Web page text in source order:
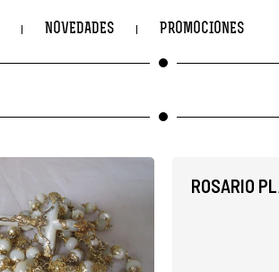
NOVEDADES PROMOCIONES
ROSARIO